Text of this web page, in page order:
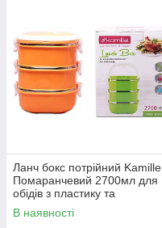
Ланч бокс потрійний Kamille
Помаранчевий 2700мл для
обідів з пластику та
нержавіючої сталі KM-2114
В наявності